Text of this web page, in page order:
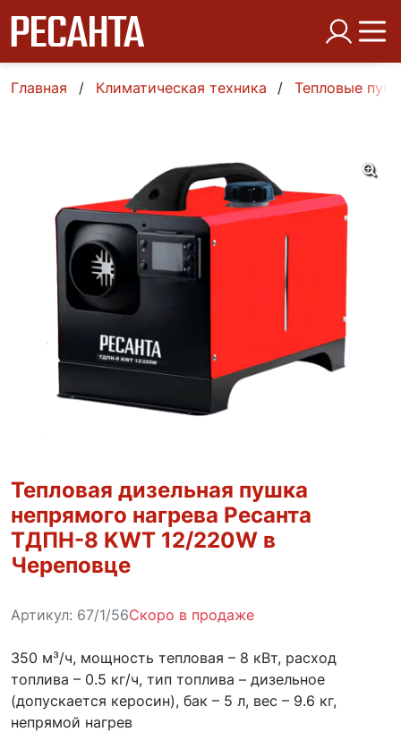
Главная Климатическая техника Тепловые
Тепловая дизельная пушка
непрямого нагрева Ресанта
ТДПН-8 KWT 12/220W в
Череповце
Артикул: 67/1/56Скоро в продаже
350 м³/ч, мощность тепловая – 8 кВт, расход
топлива – 0.5 кг/ч, тип топлива – дизельное
(допускается керосин), бак – 5 л, вес – 9.6 кг,
непрямой нагрев